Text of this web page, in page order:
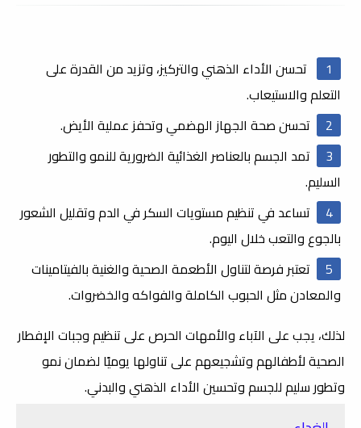
تحسن الأداء الذهني والتركيز، وتزيد من القدرة على
التعلم والاستيعاب.
تحسن صحة الجهاز الهضمي وتحفز عملية الأيض.
تمد الجسم بالعناصر الغذائية الضرورية للنمو والتطور
السليم.
تساعد في تنظيم مستويات السكر في الدم وتقليل الشعور
بالجوع والتعب خلال اليوم.
تعتبر فرصة لتناول الأطعمة الصحية والغنية بالفيتامينات
والمعادن مثل الحبوب الكاملة والفواكه والخضروات.
لذلك، يجب على الآباء والأمهات الحرص على تنظيم وجبات الإفطار
الصحية لأطفالهم وتشجيعهم على تناولها يوميًا لضمان نمو
وتطور سليم للجسم وتحسين الأداء الذهني والبدني.